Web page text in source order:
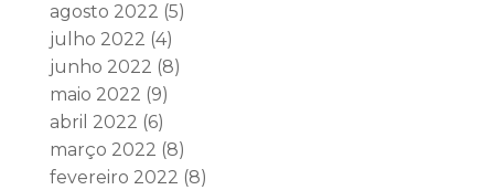
agosto 2022 (5)
julho 2022 (4)
junho 2022 (8)
maio 2022 (9)
abril 2022 (6)
março 2022 (8)
fevereiro 2022 (8)